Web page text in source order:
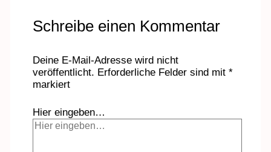
Schreibe einen Kommentar
Deine E-Mail-Adresse wird nicht
veröffentlicht. Erforderliche Felder sind mit *
markiert
Hier eingeben…